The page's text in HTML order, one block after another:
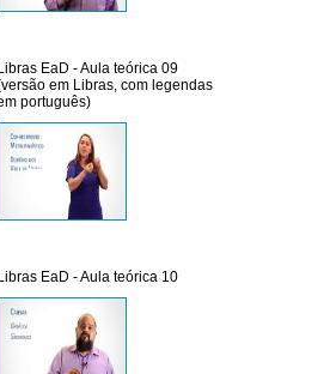
Libras EaD - Aula teórica 09
em Libras, com legendas
português)
Libras EaD - Aula teórica 10